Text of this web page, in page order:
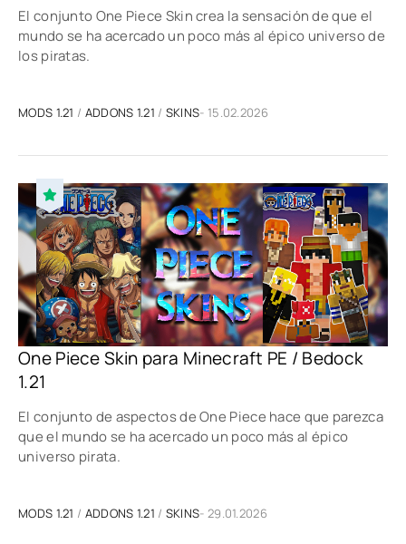
El conjunto One Piece Skin crea la sensación de que el
mundo se ha acercado un poco más al épico universo de
los piratas.
MODS 1.21 / ADDONS 1.21 / SKINS- 15.02.2026
One Piece Skin para Minecraft PE / Bedock
1.21
El conjunto de aspectos de One Piece hace que parezca
que el mundo se ha acercado un poco más al épico
universo pirata.
MODS 1.21 / ADDONS 1.21 / SKINS- 29.01.2026